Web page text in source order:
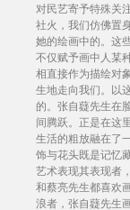
对民艺寄予特殊关
社火，我们仿佛置
她的绘画中的。这
不仅赋予画中人某
相直接作为描绘对
生地走向我们。以
的。张自薿先生在
间腾跃。正是在这
生活的粗放融在了
饰与花头既是记忆
艺术表现其表现者
和蔡亮先生都喜欢
浪者，张自薿先生